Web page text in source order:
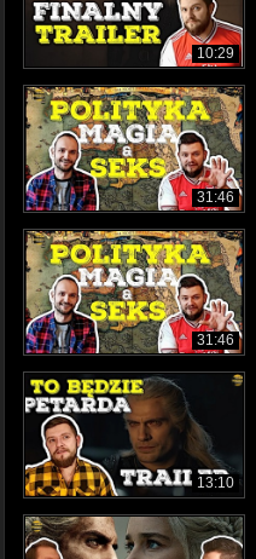
10:29
31:46
31:46
13:10